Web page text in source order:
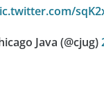
Java (@cjug)